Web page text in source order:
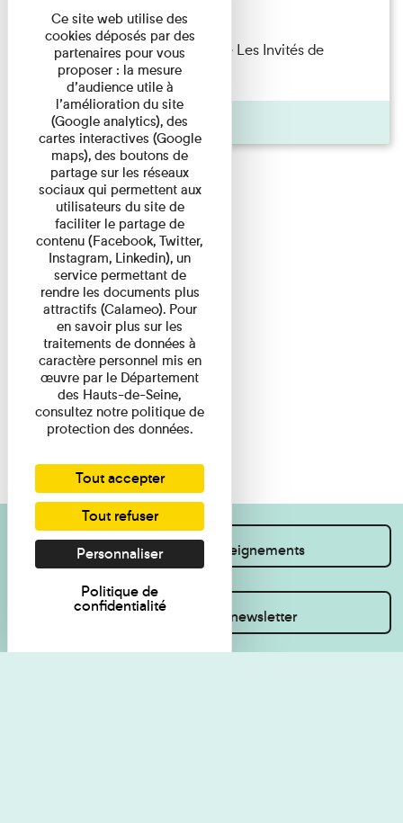
Lecture
Marie Cosnay — Toi et ton frère Les Invités de
l'Imprimerie n°10 À ...
Pages
Je souhaite des renseignements
Inscrivez-vous à la newsletter
Ce site web utilise des
cookies déposés par des
partenaires pour vous
proposer : la mesure
d’audience utile à
l’amélioration du site
(Google analytics), des
cartes interactives (Google
maps), des boutons de
partage sur les réseaux
sociaux qui permettent aux
utilisateurs du site de
faciliter le partage de
contenu (Facebook, Twitter,
Instagram, Linkedin), un
service permettant de
rendre les documents plus
attractifs (Calameo). Pour
en savoir plus sur les
traitements de données à
caractère personnel mis en
œuvre par le Département
des Hauts-de-Seine,
consultez notre politique de
protection des données.
Tout accepter
Tout refuser
Personnaliser
Politique de
confidentialité